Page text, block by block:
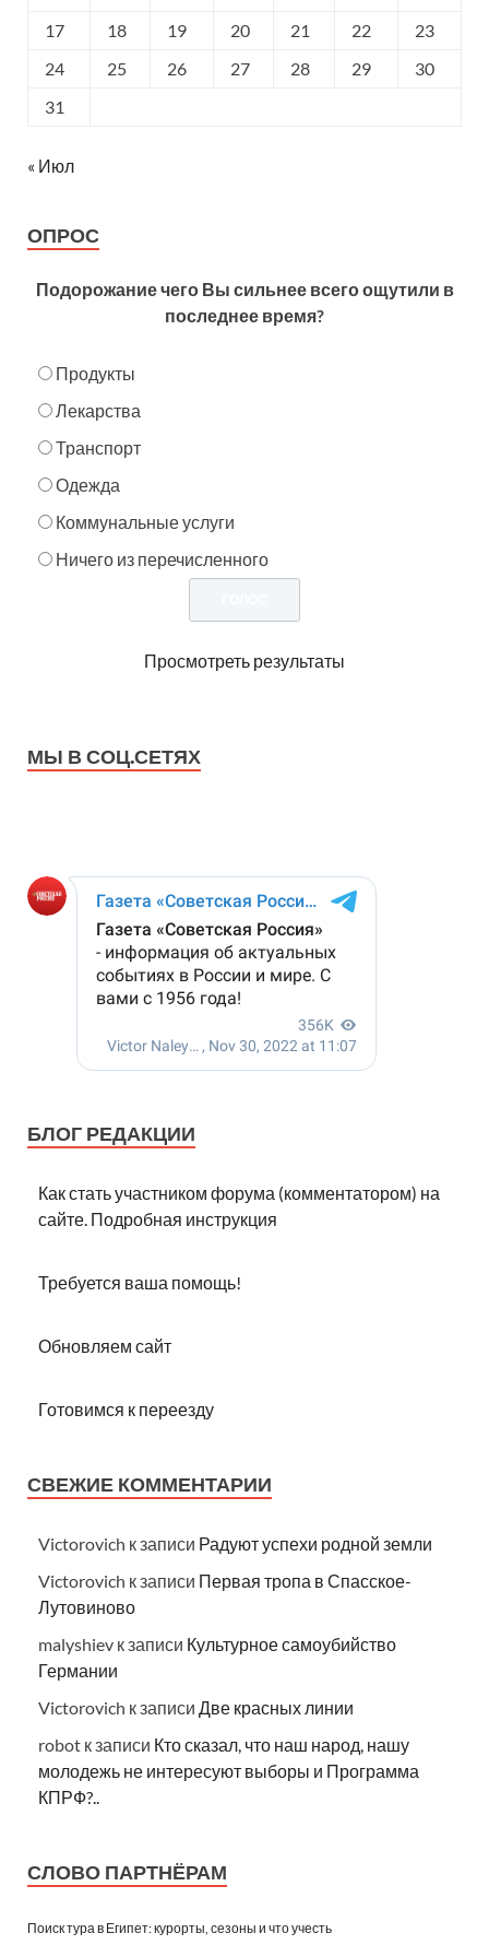
17
18 19 20 21 22
23
24
25 26 27 28 29
30
31
« Июл
ОПРОС
Подорожание чего Вы сильнее всего ощутили в
последнее время?
Продукты
Лекарства
Транспорт
Одежда
Коммунальные услуги
Ничего из перечисленного
Просмотреть результаты
МЫ В СОЦ.СЕТЯХ
БЛОГ РЕДАКЦИИ
Как стать участником форума (комментатором) на
сайте. Подробная инструкция
Требуется ваша помощь!
Обновляем сайт
Готовимся к переезду
СВЕЖИЕ КОММЕНТАРИИ
Victorovich к записи Радуют успехи родной земли
Victorovich к записи Первая тропа в Спасское-
Лутовиново
malyshiev к записи Культурное самоубийство
Германии
Victorovich к записи Две красных линии
robot к записи Кто сказал, что наш народ, нашу
молодежь не интересуют выборы и Программа
КПРФ?..
СЛОВО ПАРТНЁРАМ
Поиск тура в Египет: курорты, сезоны и что учесть